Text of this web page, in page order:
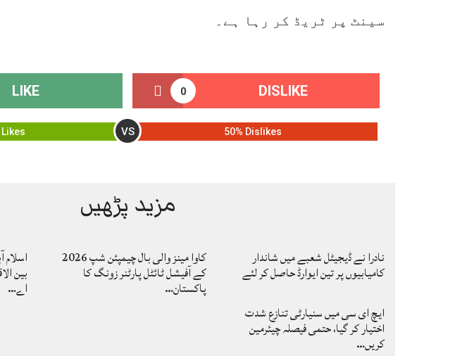
سینٹ پر ٹریڈ کر رہا ہے۔
LIKE 0 DISLIKE
Likes VS 50% Dislikes
مزید پڑھیں
اسلام
بین
اے…
کاوا مینز والی بال چیمپئن شپ 2026
کے آفیشل ٹائٹل پارٹنر زونگ کا
پاکستان…
نادرا نے ڈیجیٹل شعبے میں شاندار
کامیابیوں پر تین ایوارڈ حاصل کر لئے
ایچ ای سی میں سنیارٹی تنازع شدت
اختیار کر گیا، حتمی فیصلہ چیئرمین
کریں…